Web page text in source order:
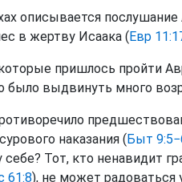
описывается
в жертву Исаака (Евр
пришлось пройти
было выдвинуть много
наказания (Быт
себе? Тот, кто ненавидит
61:8), не может радоваться